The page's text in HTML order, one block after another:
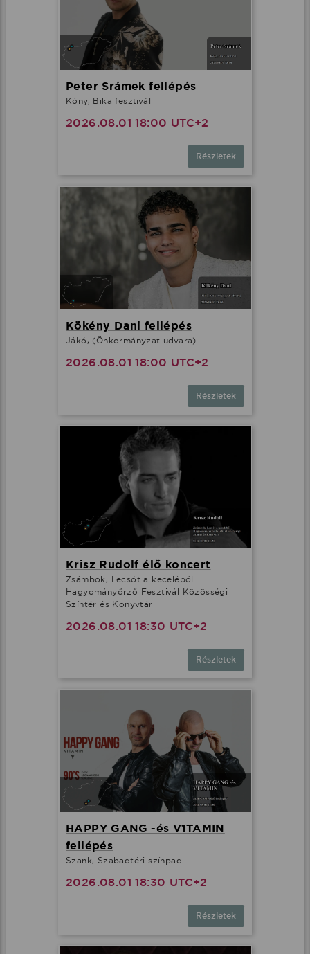
Peter Srámek fellépés
Kóny, Bika fesztivál
2026.08.01 18:00 UTC+2
Részletek
Kökény Dani fellépés
Jákó, (Önkormányzat udvara)
2026.08.01 18:00 UTC+2
Részletek
Krisz Rudolf élő koncert
Zsámbok, Lecsót a keceléből
Hagyományőrző Fesztivál Közösségi
Színtér és Könyvtár
2026.08.01 18:30 UTC+2
Részletek
HAPPY GANG -és V1TAMIN
fellépés
Szank, Szabadtéri színpad
2026.08.01 18:30 UTC+2
Részletek